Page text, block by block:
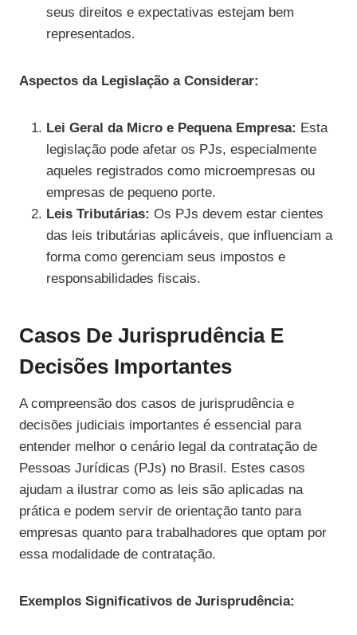
seus direitos e expectativas estejam bem
representados.
Aspectos da Legislação a Considerar:
Lei Geral da Micro e Pequena Empresa: Esta
legislação pode afetar os PJs, especialmente
aqueles registrados como microempresas ou
empresas de pequeno porte.
Leis Tributárias: Os PJs devem estar cientes
das leis tributárias aplicáveis, que influenciam a
forma como gerenciam seus impostos e
responsabilidades fiscais.
Casos De Jurisprudência E
Decisões Importantes
A compreensão dos casos de jurisprudência e
decisões judiciais importantes é essencial para
entender melhor o cenário legal da contratação de
Pessoas Jurídicas (PJs) no Brasil. Estes casos
ajudam a ilustrar como as leis são aplicadas na
prática e podem servir de orientação tanto para
empresas quanto para trabalhadores que optam por
essa modalidade de contratação.
Exemplos Significativos de Jurisprudência: